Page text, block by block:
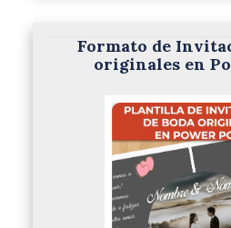
Formato de
originales en